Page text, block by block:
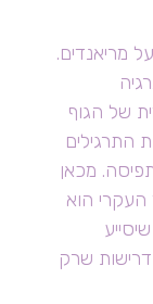
מריאנדים.
של הגוף
התרגילים
מכאן
העקרי הוא
שרק